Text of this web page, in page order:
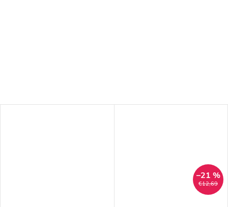
€12,69
–21 %